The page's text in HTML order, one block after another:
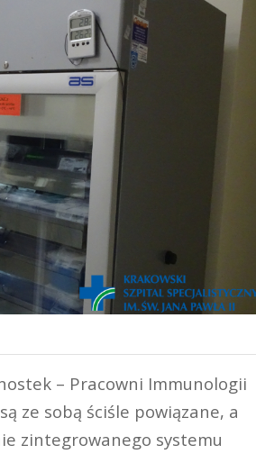
– Pracowni Immunologii
ze sobą ściśle powiązane, a
zintegrowanego systemu